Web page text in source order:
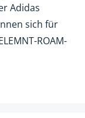
Adidas
sich für
ROAM-